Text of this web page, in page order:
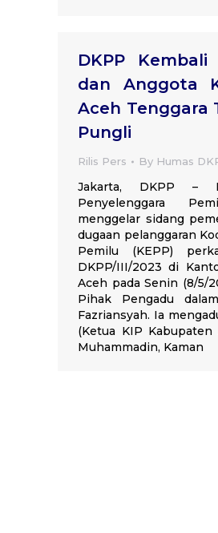
DKPP
dan Anggota
Aceh Tenggara
Pungli
Rilis Pers By Humas
Jakarta, DKPP –
Penyelenggara
menggelar sidang
dugaan pelanggaran
Pemilu (KEPP)
DKPP/III/2023 di
Aceh pada Senin (8/5/
Pihak Pengadu
Fazriansyah. Ia
(Ketua KIP Kabupaten
Muhammadin, Kaman